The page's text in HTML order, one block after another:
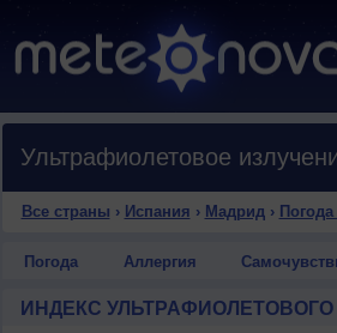
Ультрафиолетовое
Все страны › Испания › Мадрид›
Погода Аллергия
ИНДЕКС